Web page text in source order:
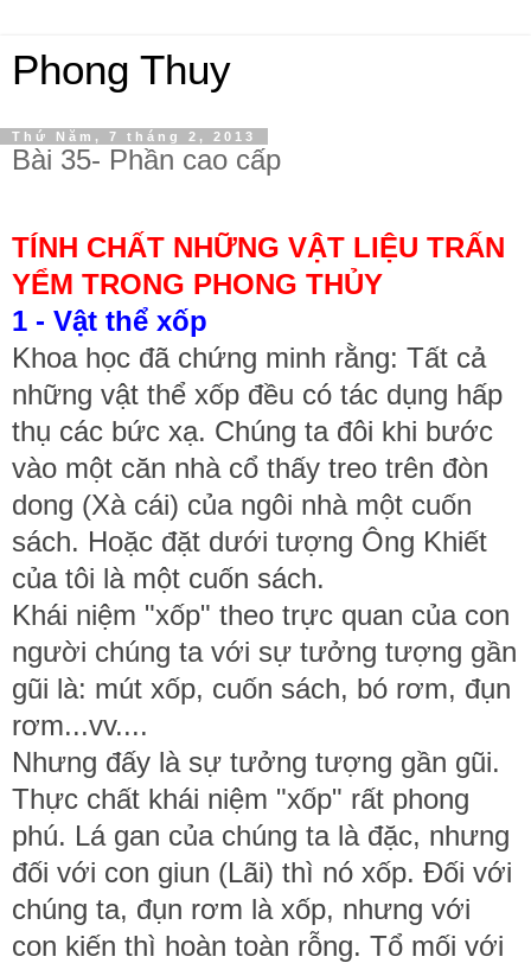
Phong Thuy
Thứ Năm, 7 tháng 2, 2013
Bài 35- Phần cao cấp
TÍNH CHẤT NHỮNG VẬT LIỆU TRẤN
YỂM TRONG PHONG THỦY
1 - Vật thể xốp
Khoa học đã chứng minh rằng: Tất cả
những vật thể xốp đều có tác dụng hấp
thụ các bức xạ. Chúng ta đôi khi bước
vào một căn nhà cổ thấy treo trên đòn
dong (Xà cái) của ngôi nhà một cuốn
sách. Hoặc đặt dưới tượng Ông Khiết
của tôi là một cuốn sách.
Khái niệm "xốp" theo trực quan của con
người chúng ta với sự tưởng tượng gần
gũi là: mút xốp, cuốn sách, bó rơm, đụn
rơm...vv....
Nhưng đấy là sự tưởng tượng gần gũi.
Thực chất khái niệm "xốp" rất phong
phú. Lá gan của chúng ta là đặc, nhưng
đối với con giun (Lãi) thì nó xốp. Đối với
chúng ta, đụn rơm là xốp, nhưng với
con kiến thì hoàn toàn rỗng. Tổ mối với